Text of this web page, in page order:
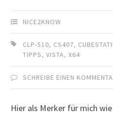
NICE2KNOW
CLP-510, CS407,
TIPPS,VISTA,X64
SCHREIBE EINEN
Hier als Merker für mich